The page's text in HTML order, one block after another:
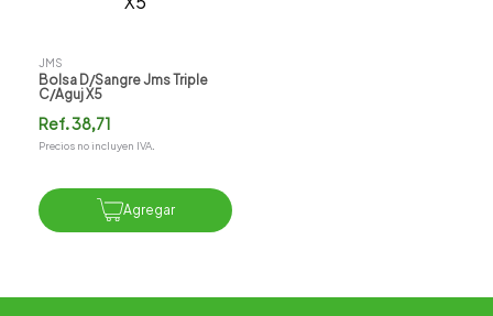
JMS
Bolsa D/sangre Jms Triple
C/aguj X5
Ref.38,71
Precios no incluyen IVA.
Agregar